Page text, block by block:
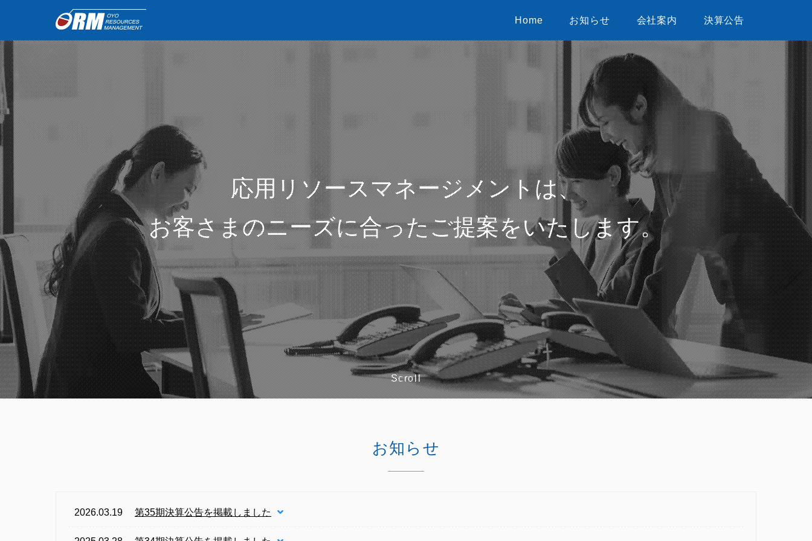
Home お知らせ 会社案内 決算公告
応用リソースマネージメントは、
お客さまのニーズに合ったご提案をいたします。
Scroll
お知らせ
2026.03.19 第35期決算公告を掲載しました